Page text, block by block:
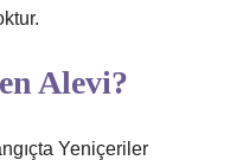
Alevi?
Yeniçeriler